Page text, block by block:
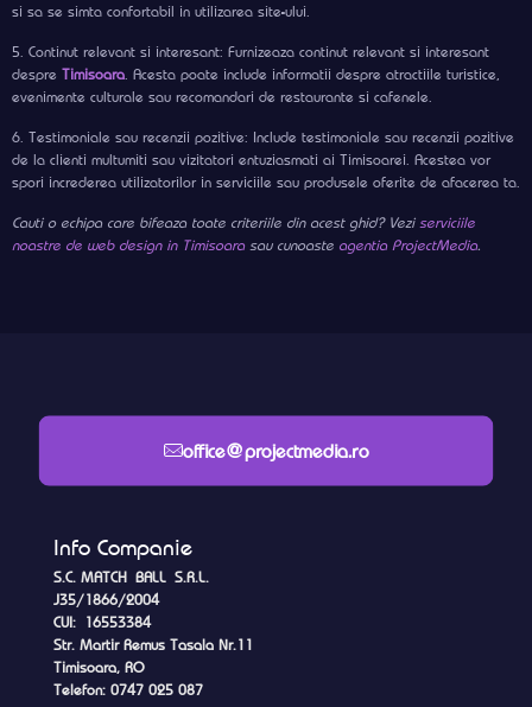
si sa se simta confortabil in utilizarea site-ului.
5. Continut relevant si interesant: Furnizeaza continut relevant si interesant
despre Timisoara. Acesta poate include informatii despre atractiile turistice,
evenimente culturale sau recomandari de restaurante si cafenele.
6. Testimoniale sau recenzii pozitive: Include testimoniale sau recenzii pozitive
de la clienti multumiti sau vizitatori entuziasmati ai Timisoarei. Acestea vor
spori increderea utilizatorilor in serviciile sau produsele oferite de afacerea ta.
Cauti o echipa care bifeaza toate criteriile din acest ghid? Vezi serviciile
noastre de web design in Timisoarasau cunoaste agentia ProjectMedia.
office@projectmedia.ro
Info Companie
S.C. MATCH BALL S.R.L.
J35/1866/2004
CUI: 16553384
Str. Martir Remus Tasala Nr.11
Timisoara, RO
Telefon: 0747 025 087